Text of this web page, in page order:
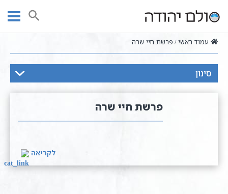
חיפוש
עמוד ראשי פרשת חיי שרה
פרשת חיי שרה
לקריאה
סינון